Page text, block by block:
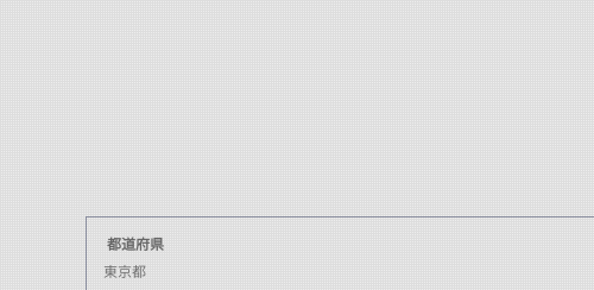
都道府県
東京都